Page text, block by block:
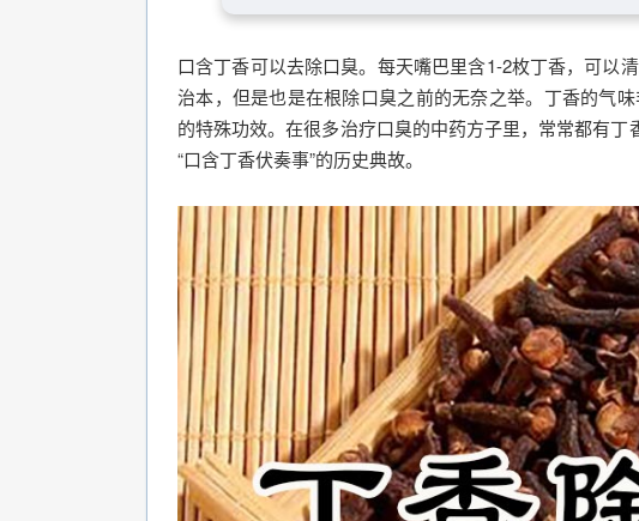
口含丁香可以去除口臭。每天嘴巴里含1-2枚丁香，可以
治本，但是也是在根除口臭之前的无奈之举。丁香的气
的特殊功效。在很多治疗口臭的中药方子里，常常都有
“口含丁香伏奏事”的历史典故。